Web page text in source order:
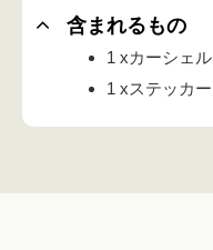
含まれるもの
1 xカーシェル
1 xステッカー